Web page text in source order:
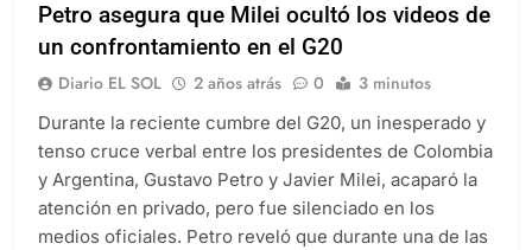
Petro asegura que Milei ocultó los videos de
un confrontamiento en el G20
Diario EL SOL 2 años atrás 0 3 minutos
Durante la reciente cumbre del G20, un inesperado y
tenso cruce verbal entre los presidentes de Colombia
y Argentina, Gustavo Petro y Javier Milei, acaparó la
atención en privado, pero fue silenciado en los
medios oficiales. Petro reveló que durante una de las